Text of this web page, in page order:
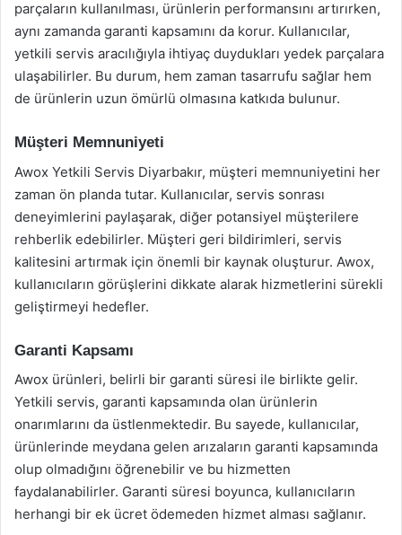
parçaların kullanılması, ürünlerin performansını artırırken,
aynı zamanda garanti kapsamını da korur. Kullanıcılar,
yetkili servis aracılığıyla ihtiyaç duydukları yedek parçalara
ulaşabilirler. Bu durum, hem zaman tasarrufu sağlar hem
de ürünlerin uzun ömürlü olmasına katkıda bulunur.
Müşteri Memnuniyeti
Awox Yetkili Servis Diyarbakır, müşteri memnuniyetini her
zaman ön planda tutar. Kullanıcılar, servis sonrası
deneyimlerini paylaşarak, diğer potansiyel müşterilere
rehberlik edebilirler. Müşteri geri bildirimleri, servis
kalitesini artırmak için önemli bir kaynak oluşturur. Awox,
kullanıcıların görüşlerini dikkate alarak hizmetlerini sürekli
geliştirmeyi hedefler.
Garanti Kapsamı
Awox ürünleri, belirli bir garanti süresi ile birlikte gelir.
Yetkili servis, garanti kapsamında olan ürünlerin
onarımlarını da üstlenmektedir. Bu sayede, kullanıcılar,
ürünlerinde meydana gelen arızaların garanti kapsamında
olup olmadığını öğrenebilir ve bu hizmetten
faydalanabilirler. Garanti süresi boyunca, kullanıcıların
herhangi bir ek ücret ödemeden hizmet alması sağlanır.